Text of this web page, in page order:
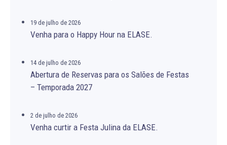
19 de julho de 2026
Venha para o Happy Hour na ELASE.
14 de julho de 2026
Abertura de Reservas para os Salões de Festas
– Temporada 2027
2 de julho de 2026
Venha curtir a Festa Julina da ELASE.